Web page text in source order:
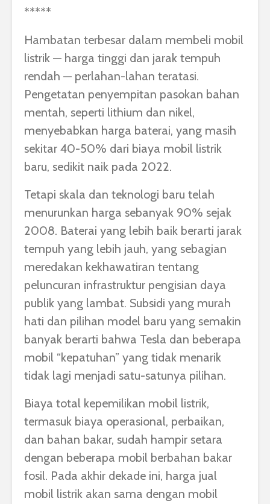
*****
Hambatan terbesar dalam membeli mobil
listrik — harga tinggi dan jarak tempuh
rendah — perlahan-lahan teratasi.
Pengetatan penyempitan pasokan bahan
mentah, seperti lithium dan nikel,
menyebabkan harga baterai, yang masih
sekitar 40-50% dari biaya mobil listrik
baru, sedikit naik pada 2022.
Tetapi skala dan teknologi baru telah
menurunkan harga sebanyak 90% sejak
2008. Baterai yang lebih baik berarti jarak
tempuh yang lebih jauh, yang sebagian
meredakan kekhawatiran tentang
peluncuran infrastruktur pengisian daya
publik yang lambat. Subsidi yang murah
hati dan pilihan model baru yang semakin
banyak berarti bahwa Tesla dan beberapa
mobil “kepatuhan” yang tidak menarik
tidak lagi menjadi satu-satunya pilihan.
Biaya total kepemilikan mobil listrik,
termasuk biaya operasional, perbaikan,
dan bahan bakar, sudah hampir setara
dengan beberapa mobil berbahan bakar
fosil. Pada akhir dekade ini, harga jual
mobil listrik akan sama dengan mobil